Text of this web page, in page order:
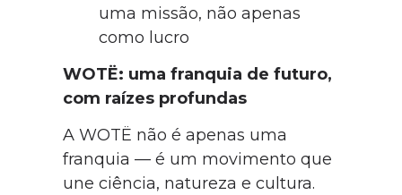
uma missão, não apenas
como lucro
WOTË: uma franquia de futuro,
com raízes profundas
A WOTË não é apenas uma
franquia — é um movimento que
une ciência, natureza e cultura.